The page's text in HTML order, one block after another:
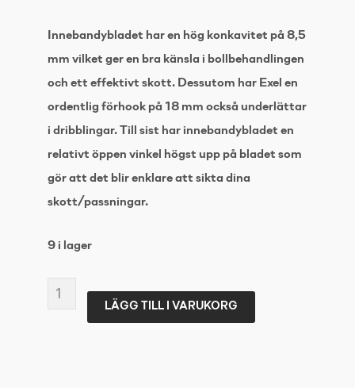
Innebandybladet har en hög konkavitet på 8,5
mm vilket ger en bra känsla i bollbehandlingen
och ett effektivt skott. Dessutom har Exel en
ordentlig förhook på 18 mm också underlättar
i dribblingar. Till sist har innebandybladet en
relativt öppen vinkel högst upp på bladet som
gör att det blir enklare att sikta dina
skott/passningar.
9 i lager
EXEL
LÄGG TILL I VARUKORG